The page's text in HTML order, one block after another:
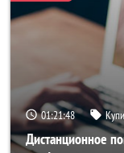
01:21:48
Дистанционное